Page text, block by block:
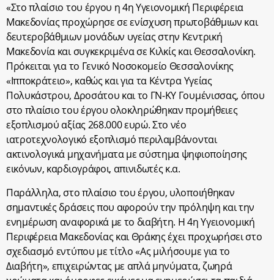
«Στο πλαίσιο του έργου η 4η Υγειονομική Περιφέρεια
Μακεδονίας προχώρησε σε ενίσχυση πρωτοβάθμιων και
δευτεροβάθμιων μονάδων υγείας στην Κεντρική
Μακεδονία και συγκεκριμένα σε Κιλκίς και Θεσσαλονίκη.
Πρόκειται για το Γενικό Νοσοκομείο Θεσσαλονίκης
«Ιπποκράτειο», καθώς και για τα Κέντρα Υγείας
Πολυκάστρου, Δροσάτου και το ΓΝ-ΚΥ Γουμένισσας, όπου
στο πλαίσιο του έργου ολοκληρώθηκαν προμήθειες
εξοπλισμού αξίας 268.000 ευρώ. Στο νέο
ιατροτεχνολογικό εξοπλισμό περιλαμβάνονται
ακτινολογικά μηχανήματα με σύστημα ψηφιοποίησης
εικόνων, καρδιογράφοι, απινιδωτές κ.α.
Παράλληλα, στο πλαίσιο του έργου, υλοποιήθηκαν
σημαντικές δράσεις που αφορούν την πρόληψη και την
ενημέρωση αναφορικά με το διαβήτη. Η 4η Υγειονομική
Περιφέρεια Μακεδονίας και Θράκης έχει προχωρήσει στο
σχεδιασμό εντύπου με τίτλο «Ας μιλήσουμε για το
Διαβήτη», επιχειρώντας με απλά μηνύματα, ζωηρά